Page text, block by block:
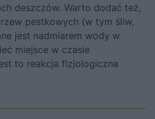
deszczów. Warto dodać też,
pestkowych (w tym śliw,
jest nadmiarem wody w
miejsce w czasie
to reakcja fizjologiczna